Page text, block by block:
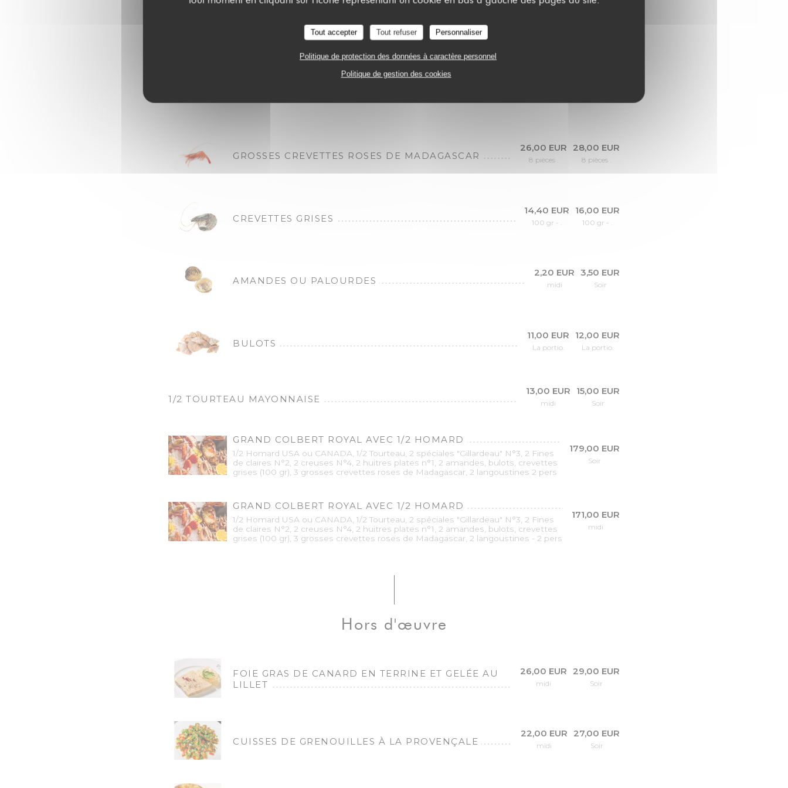
Tout accepter Tout refuser Personnaliser
Politique de protection des données à caractère personnel
Politique de gestion des cookies
TOURTEAU ENTIER MAYONNAISE
GROSSES CREVETTES ROSES DE MADAGASCAR
26,00 EUR
8 pièces .
28,00 EUR
8 pièces .
CREVETTES GRISES
14,40 EUR
100 gr - .
16,00 EUR
100 gr - .
AMANDES OU PALOURDES
2,20 EUR
midi
3,50 EUR
Soir
BULOTS
11,00 EUR
La portio.
12,00 EUR
La portio.
1/2 TOURTEAU MAYONNAISE
13,00 EUR
midi
15,00 EUR
Soir
GRAND COLBERT ROYAL AVEC 1/2 HOMARD
1/2 Homard USA ou CANADA, 1/2 Tourteau, 2 spéciales "Gillardeau" N°3, 2 Fines
de claires N°2, 2 creuses N°4, 2 huitres plates n°1, 2 amandes, bulots, crevettes
grises (100 gr), 3 grosses crevettes roses de Madagascar, 2 langoustines 2 pers
179,00 EUR
Soir
GRAND COLBERT ROYAL AVEC 1/2 HOMARD
1/2 Homard USA ou CANADA, 1/2 Tourteau, 2 spéciales "Gillardeau" N°3, 2 Fines
de claires N°2, 2 creuses N°4, 2 huitres plates n°1, 2 amandes, bulots, crevettes
grises (100 gr), 3 grosses crevettes roses de Madagascar, 2 langoustines - 2 pers
171,00 EUR
midi
Hors d'œuvre
FOIE GRAS DE CANARD EN TERRINE ET GELÉE AU
LILLET
26,00 EUR
midi
29,00 EUR
Soir
CUISSES DE GRENOUILLES À LA PROVENÇALE
22,00 EUR
midi
27,00 EUR
Soir